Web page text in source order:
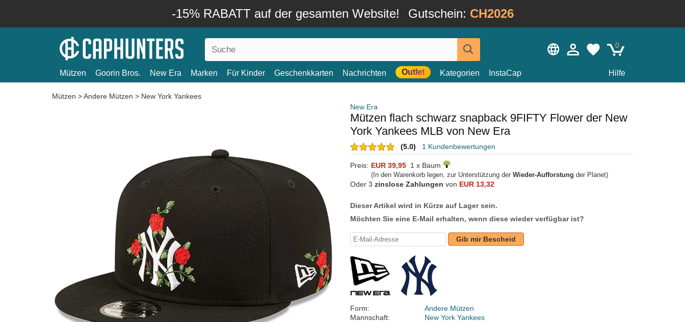
-15% RABATT auf der gesamten Website! Gutschein: CH2026
0
Mützen Goorin Bros. New Era Marken Für Kinder Geschenkkarten Nachrichten Outlet Kategorien InstaCap Hilfe
Mützen >Andere Mützen > New York Yankees
New Era
Mützen flach schwarz snapback 9FIFTY Flower der New
York Yankees MLB von New Era
(5.0) 1 Kundenbewertungen
Preis: EUR 39,95 1 x Baum
(In den Warenkorb legen, zur Unterstützung der Wieder-Aufforstung der Planet)
Oder 3 zinslose Zahlungen von EUR 13,32
Dieser Artikel wird in Kürze auf Lager sein.
Möchten Sie eine E-Mail erhalten, wenn diese wieder verfügbar ist?
Gib mir Bescheid
Form:
Andere Mützen
Mannschaft:
New York Yankees